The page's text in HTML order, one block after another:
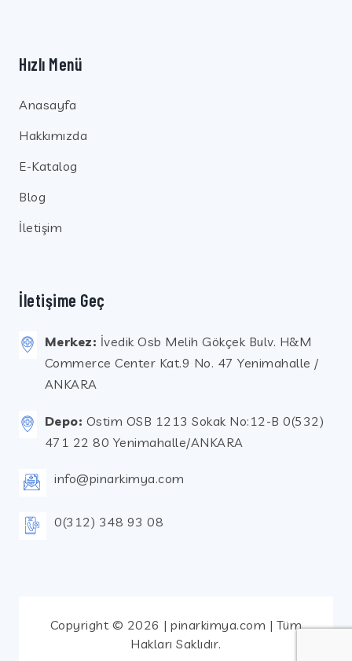
Hızlı Menü
Anasayfa
Hakkımızda
E-Katalog
Blog
İletişim
İletişime Geç
Merkez: İvedik Osb Melih Gökçek Bulv. H&M
Commerce Center Kat.9 No. 47 Yenimahalle /
ANKARA
Depo: Ostim OSB 1213 Sokak No:12-B 0(532)
471 22 80 Yenimahalle/ANKARA
info@pinarkimya.com
0(312) 348 93 08
Copyright © 2026 | pinarkimya.com | Tüm
Hakları Saklıdır.